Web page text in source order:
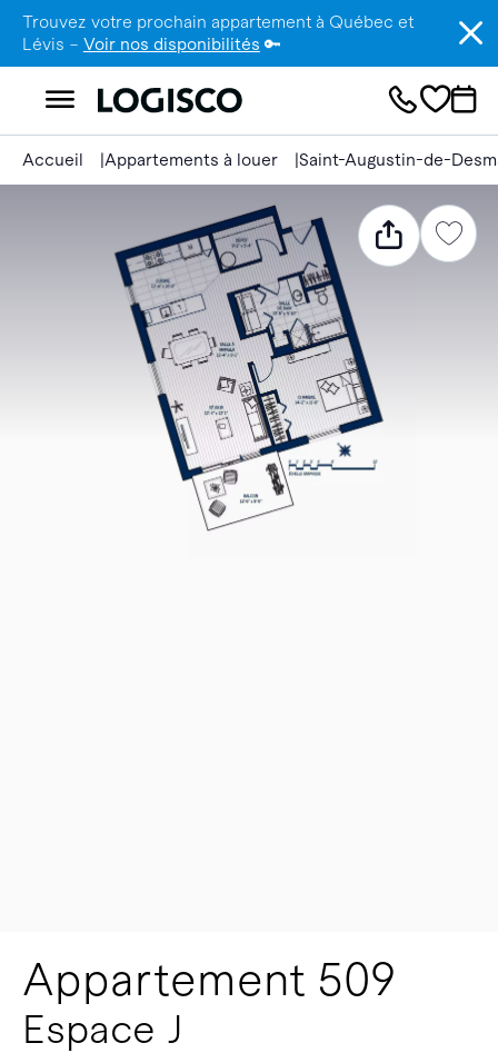
Trouvez votre prochain appartement à Québec et
Lévis – Voir nos disponibilités 🔑
Accueil Appartements à louer Saint-Augustin-de-
Appartement 509
Espace J